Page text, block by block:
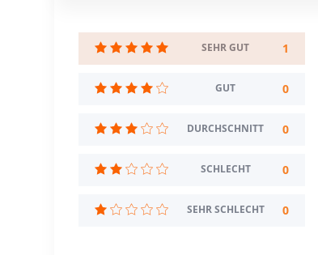
SEHR GUT 1
GUT 0
DURCHSCHNITT 0
SCHLECHT 0
SEHR SCHLECHT 0